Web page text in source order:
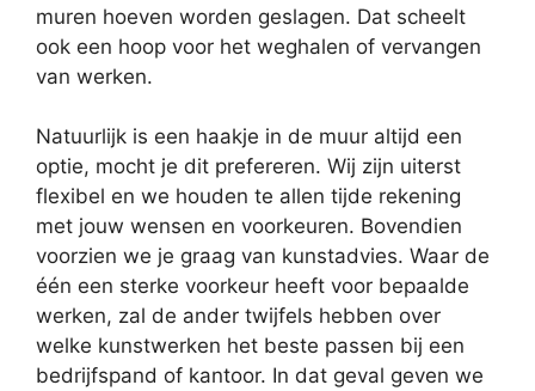
muren hoeven worden geslagen. Dat scheelt
ook een hoop voor het weghalen of vervangen
van werken.
Natuurlijk is een haakje in de muur altijd een
optie, mocht je dit prefereren. Wij zijn uiterst
flexibel en we houden te allen tijde rekening
met jouw wensen en voorkeuren. Bovendien
voorzien we je graag van kunstadvies. Waar de
één een sterke voorkeur heeft voor bepaalde
werken, zal de ander twijfels hebben over
welke kunstwerken het beste passen bij een
bedrijfspand of kantoor. In dat geval geven we